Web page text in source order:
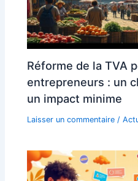
Réforme de la TVA
entrepreneurs : un
un impact minime
Laisser un commentaire /